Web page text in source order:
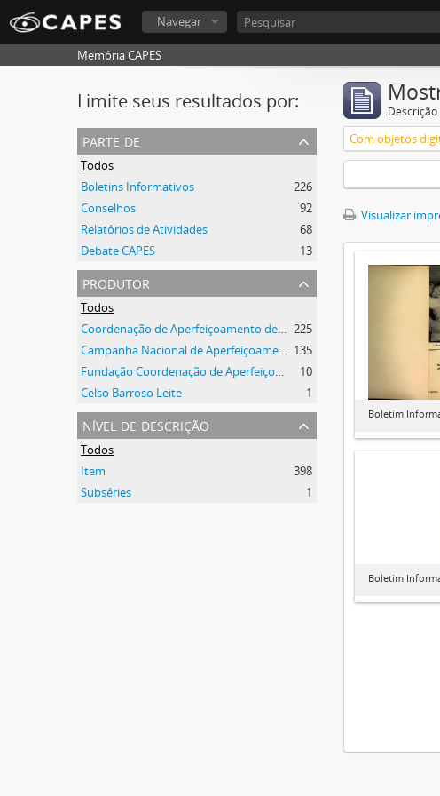
Navegar
Memória CAPES
Limite seus resultados por:
parte de
Todos
Boletins Informativos
226
Conselhos
92
Relatórios de Atividades
68
Debate CAPES
13
produtor
Todos
Coordenação de Aperfeiçoamento de Pessoal de Nível Superior (CAPES) 225
Campanha Nacional de Aperfeiçoamento de Pessoal de Nível Superior (CAPES) 135
Fundação Coordenação de Aperfeiçoamento de Pessoal de Nível Superior (CAPES)
10
Celso Barroso Leite
1
nível de descrição
Todos
Item
398
Subséries
1
Com objetos
Visualizar
Boletim
Boletim